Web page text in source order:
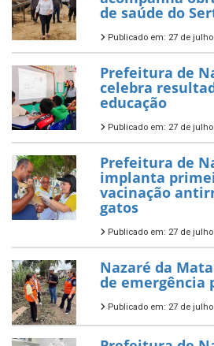
de saúde do
Publicado em: 27 de
Prefeitura de
celebra
educação
Publicado em: 27 de
Prefeitura de
implanta
vacinação
gatos
Publicado em: 27 de
Nazaré da
de emergência
Publicado em: 27 de